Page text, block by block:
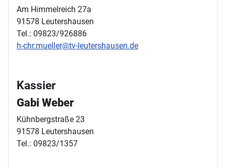
Am Himmelreich 27a
91578 Leutershausen
Tel.: 09823/926886
h-chr.mueller@tv-leutershausen.de
Kassier
Gabi Weber
Kühnbergstraße 23
91578 Leutershausen
Tel.: 09823/1357